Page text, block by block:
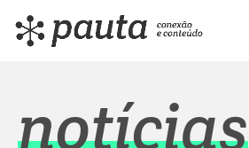
notícias